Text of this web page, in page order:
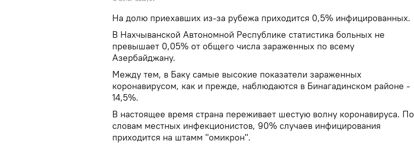
На долю приехавших из-за рубежа приходится 0,5% инфицированных.
В Нахчыванской Автономной Республике статистика больных не
превышает 0,05% от общего числа зараженных по всему
Азербайджану.
Между тем, в Баку самые высокие показатели зараженных
коронавирусом, как и прежде, наблюдаются в Бинагадинском районе -
14,5%.
В настоящее время страна переживает шестую волну коронавируса. По
словам местных инфекционистов, 90% случаев инфицирования
приходится на штамм "омикрон".